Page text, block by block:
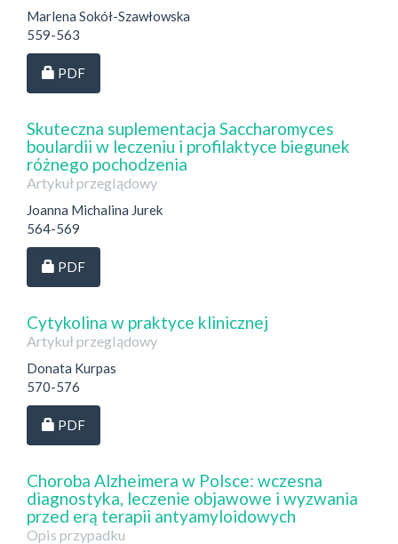
Marlena Sokół-Szawłowska
559-563
Dostęp przez subskrypcję
PDF
Skuteczna suplementacja Saccharomyces
boulardii w leczeniu i profilaktyce biegunek
różnego pochodzenia
Artykuł przeglądowy
Joanna Michalina Jurek
564-569
Dostęp przez subskrypcję
PDF
Cytykolina w praktyce klinicznej
Artykuł przeglądowy
Donata Kurpas
570-576
Dostęp przez subskrypcję
PDF
Choroba Alzheimera w Polsce: wczesna
diagnostyka, leczenie objawowe i wyzwania
przed erą terapii antyamyloidowych
Opis przypadku